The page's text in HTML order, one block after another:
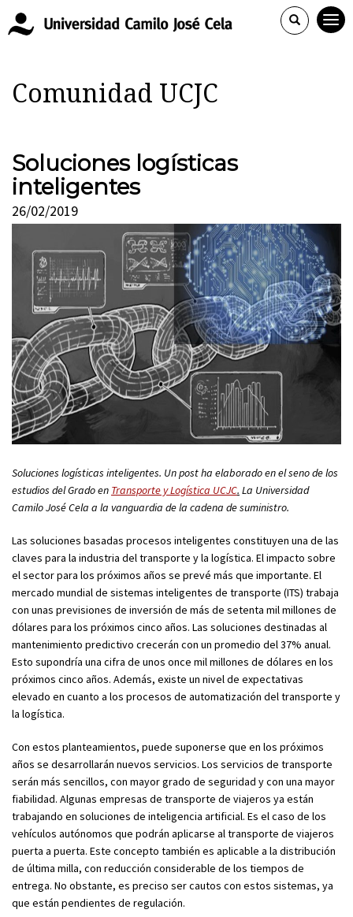
Comunidad UCJC
Soluciones logísticas
inteligentes
26/02/2019
Soluciones logísticas inteligentes. Un post ha elaborado en el seno de los
estudios del Grado en Transporte y Logística UCJC. La Universidad
Camilo José Cela a la vanguardia de la cadena de suministro.
Las soluciones basadas procesos inteligentes constituyen una de las
claves para la industria del transporte y la logística. El impacto sobre
el sector para los próximos años se prevé más que importante. El
mercado mundial de sistemas inteligentes de transporte (ITS) trabaja
con unas previsiones de inversión de más de setenta mil millones de
dólares para los próximos cinco años. Las soluciones destinadas al
mantenimiento predictivo crecerán con un promedio del 37% anual.
Esto supondría una cifra de unos once mil millones de dólares en los
próximos cinco años. Además, existe un nivel de expectativas
elevado en cuanto a los procesos de automatización del transporte y
la logística.
Con estos planteamientos, puede suponerse que en los próximos
años se desarrollarán nuevos servicios. Los servicios de transporte
serán más sencillos, con mayor grado de seguridad y con una mayor
fiabilidad. Algunas empresas de transporte de viajeros ya están
trabajando en soluciones de inteligencia artificial. Es el caso de los
vehículos autónomos que podrán aplicarse al transporte de viajeros
puerta a puerta. Este concepto también es aplicable a la distribución
de última milla, con reducción considerable de los tiempos de
entrega. No obstante, es preciso ser cautos con estos sistemas, ya
que están pendientes de regulación.